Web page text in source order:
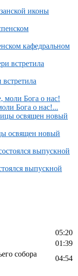
иконы
кафедральном
Бога о нас!...
освящен новый
выпускной
05:20
01:39
собора
04:54